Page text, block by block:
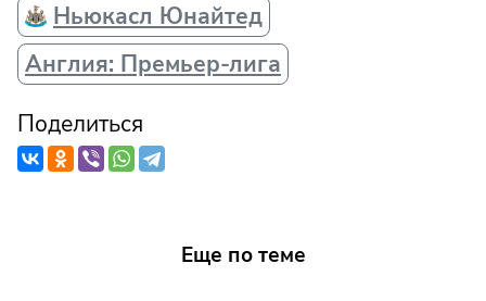
Ньюкасл Юнайтед
Англия: Премьер-лига
Поделиться
Еще по теме